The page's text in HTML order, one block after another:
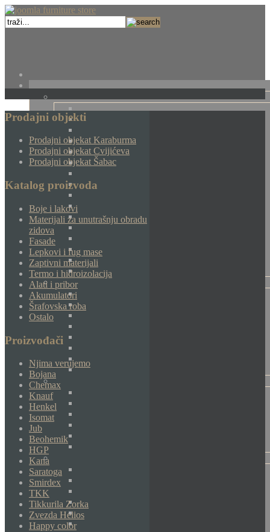
Prodajni objekti
Prodajni objekat Karaburma
Prodajni objekat Cvijićeva
Prodajni objekat Šabac
Katalog proizvoda
Boje i lakovi
Materijali za unutrašnju obradu
zidova
Fasade
Lepkovi i fug mase
Zaptivni materijali
Termo i hidroizolacija
Alati i pribor
Akumulatori
Šrafovska roba
Ostalo
Proizvođači
Njima verujemo
Bojana
Chemax
Knauf
Henkel
Isomat
Jub
Beohemik
HGP
Kana
Saratoga
Smirdex
TKK
Tikkurila Zorka
Zvezda Helios
Happy color